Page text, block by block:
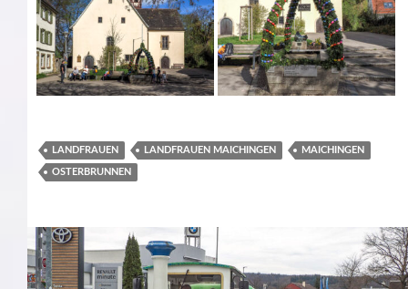
LANDFRAUEN LANDFRAUEN MAICHINGEN MAICHINGEN
OSTERBRUNNEN